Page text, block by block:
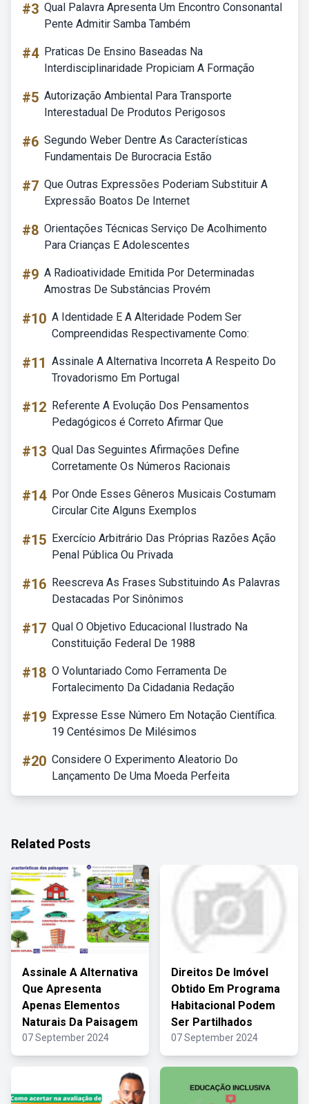
#3 Qual Palavra Apresenta Um Encontro Consonantal
Pente Admitir Samba Também
#4 Praticas De Ensino Baseadas Na
Interdisciplinaridade Propiciam A Formação
#5 Autorização Ambiental Para Transporte
Interestadual De Produtos Perigosos
#6 Segundo Weber Dentre As Características
Fundamentais De Burocracia Estão
#7 Que Outras Expressões Poderiam Substituir A
Expressão Boatos De Internet
#8 Orientações Técnicas Serviço De Acolhimento
Para Crianças E Adolescentes
#9 A Radioatividade Emitida Por Determinadas
Amostras De Substâncias Provém
#10 A Identidade E A Alteridade Podem Ser
Compreendidas Respectivamente Como:
#11 Assinale A Alternativa Incorreta A Respeito Do
Trovadorismo Em Portugal
#12 Referente A Evolução Dos Pensamentos
Pedagógicos é Correto Afirmar Que
#13 Qual Das Seguintes Afirmações Define
Corretamente Os Números Racionais
#14 Por Onde Esses Gêneros Musicais Costumam
Circular Cite Alguns Exemplos
#15 Exercício Arbitrário Das Próprias Razões Ação
Penal Pública Ou Privada
#16 Reescreva As Frases Substituindo As Palavras
Destacadas Por Sinônimos
#17 Qual O Objetivo Educacional Ilustrado Na
Constituição Federal De 1988
#18 O Voluntariado Como Ferramenta De
Fortalecimento Da Cidadania Redação
#19 Expresse Esse Número Em Notação Científica.
19 Centésimos De Milésimos
#20 Considere O Experimento Aleatorio Do
Lançamento De Uma Moeda Perfeita
Related Posts
Assinale A Alternativa
Que Apresenta
Apenas Elementos
Naturais Da Paisagem
07 September 2024
Direitos De Imóvel
Obtido Em Programa
Habitacional Podem
Ser Partilhados
07 September 2024